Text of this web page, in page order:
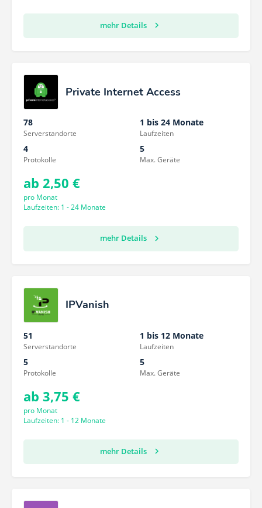
mehr Details
Private Internet Access
78
Serverstandorte
1 bis 24 Monate
Laufzeiten
4
Protokolle
5
Max. Geräte
ab 2,50 €
pro Monat
Laufzeiten: 1 - 24 Monate
mehr Details
IPVanish
51
Serverstandorte
1 bis 12 Monate
Laufzeiten
5
Protokolle
5
Max. Geräte
ab 3,75 €
pro Monat
Laufzeiten: 1 - 12 Monate
mehr Details